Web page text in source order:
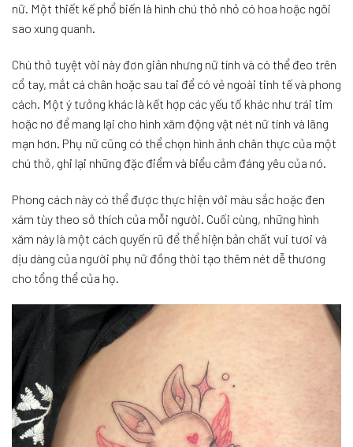
nữ. Một thiết kế phổ biến là hình chú thỏ nhỏ có hoa hoặc ngôi
sao xung quanh.
Chú thỏ tuyệt vời này đơn giản nhưng nữ tính và có thể đeo trên
cổ tay, mắt cá chân hoặc sau tai để có vẻ ngoài tinh tế và phong
cách. Một ý tưởng khác là kết hợp các yếu tố khác như trái tim
hoặc nơ để mang lại cho hình xăm động vật nét nữ tính và lãng
mạn hơn. Phụ nữ cũng có thể chọn hình ảnh chân thực của một
chú thỏ, ghi lại những đặc điểm và biểu cảm đáng yêu của nó.
Phong cách này có thể được thực hiện với màu sắc hoặc đen
xám tùy theo sở thích của mỗi người. Cuối cùng, những hình
xăm này là một cách quyến rũ để thể hiện bản chất vui tươi và
dịu dàng của người phụ nữ đồng thời tạo thêm nét dễ thương
cho tổng thể của họ.